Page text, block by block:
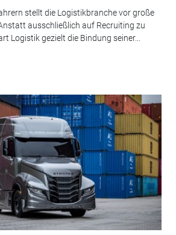
stellt die Logistikbranche vor große
ausschließlich auf Recruiting zu
Logistik gezielt die Bindung seiner...